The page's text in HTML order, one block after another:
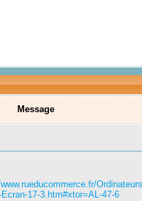
Message
17-3.htm#xtor=AL-47-6